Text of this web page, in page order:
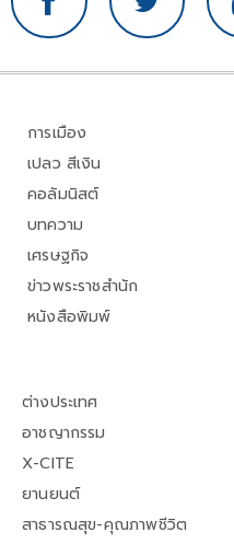
การเมือง
เปลว สีเงิน
คอลัมนิสต์
บทความ
เศรษฐกิจ
ข่าวพระราชสำนัก
หนังสือพิมพ์
ต่างประเทศ
อาชญากรรม
X-CITE
ยานยนต์
สาธารณสุข-คุณภาพชีวิต